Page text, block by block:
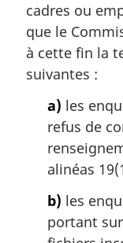
g
i
n
a
cadres ou
que le
à cette fin la
suivantes :
a) les
refus de
alinéas
b) les
portant